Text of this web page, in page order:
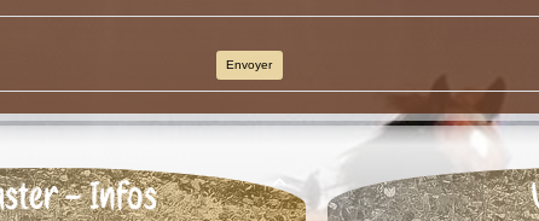
Envoyer

- Infos